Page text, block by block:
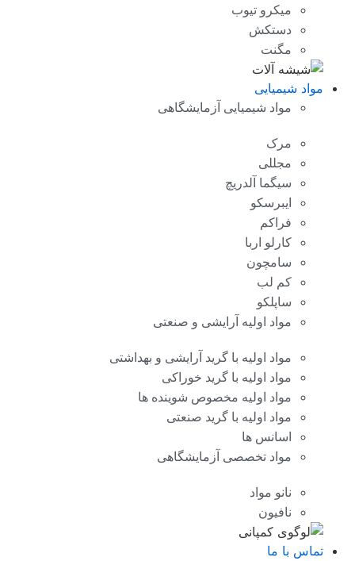
میکرو تیوب
دستکش
مگنت
مواد شیمیایی
مواد شیمیایی آزمایشگاهی
مرک
مجللی
سیگما آلدریچ
ایبرسکو
فراکم
کارلو اربا
سامچون
کم لب
ساپلکو
مواد اولیه آرایشی و صنعتی
مواد اولیه با گرید آرایشی و بهداشتی
مواد اولیه با گرید خوراکی
مواد اولیه مخصوص شوینده ها
مواد اولیه با گرید صنعتی
اسانس ها
مواد تخصصی آزمایشگاهی
نانو مواد
نافیون
تماس با ما